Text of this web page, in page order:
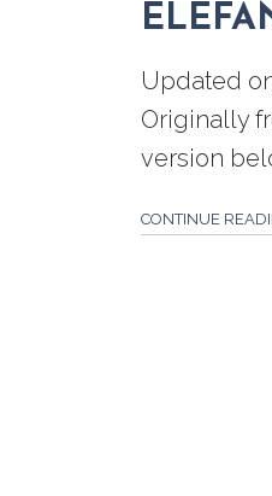
Updated
Originally
version
CONTINUE